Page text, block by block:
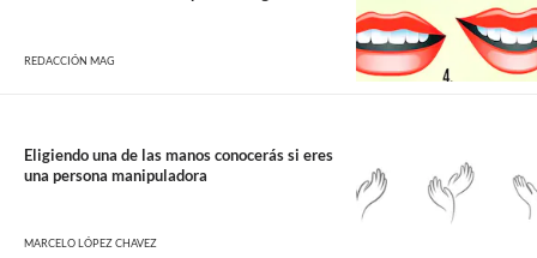
REDACCIÓN MAG
Eligiendo una de las manos conocerás si eres
una persona manipuladora
MARCELO LÓPEZ CHAVEZ